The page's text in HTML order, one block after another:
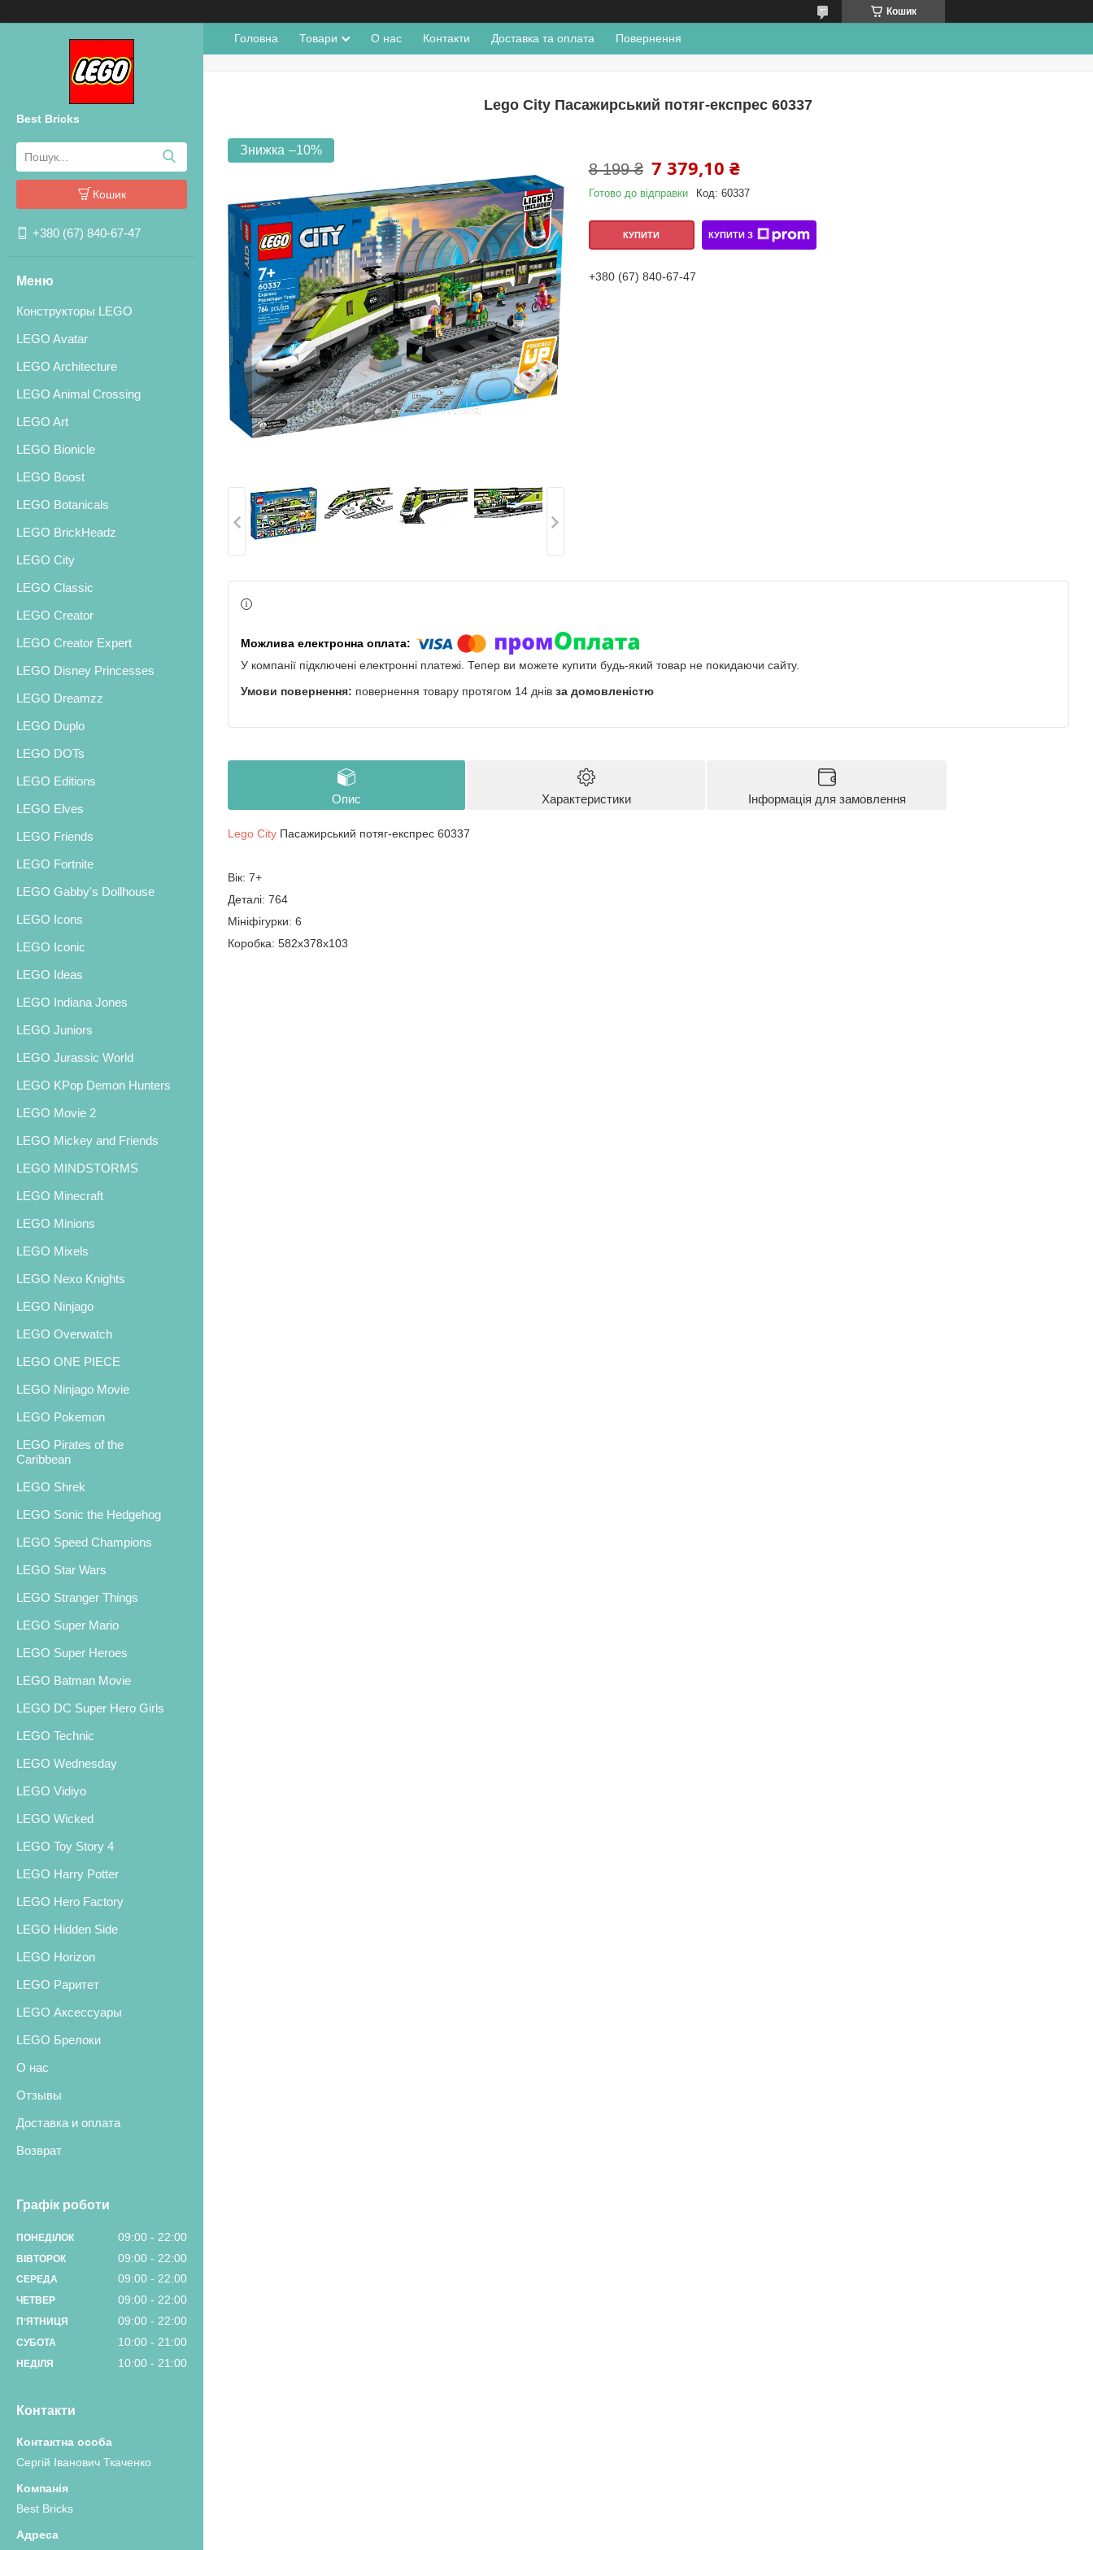
Кошик
Best Bricks
Кошик
+380 (67) 840-67-47
Конструкторы LEGO
LEGO Avatar
LEGO Architecture
LEGO Animal Crossing
LEGO Art
LEGO Bionicle
LEGO Boost
LEGO Botanicals
LEGO BrickHeadz
LEGO City
LEGO Classic
LEGO Creator
LEGO Creator Expert
LEGO Disney Princesses
LEGO Dreamzz
LEGO Duplo
LEGO DOTs
LEGO Editions
LEGO Elves
LEGO Friends
LEGO Fortnite
LEGO Gabby's Dollhouse
LEGO Icons
LEGO Iconic
LEGO Ideas
LEGO Indiana Jones
LEGO Juniors
LEGO Jurassic World
LEGO KPop Demon Hunters
LEGO Movie 2
LEGO Mickey and Friends
LEGO MINDSTORMS
LEGO Minecraft
LEGO Minions
LEGO Mixels
LEGO Nexo Knights
LEGO Ninjago
LEGO Overwatch
LEGO ONE PIECE
LEGO Ninjago Movie
LEGO Pokemon
LEGO Pirates of the
Caribbean
LEGO Shrek
LEGO Sonic the Hedgehog
LEGO Speed Champions
LEGO Star Wars
LEGO Stranger Things
LEGO Super Mario
LEGO Super Heroes
LEGO Batman Movie
LEGO DC Super Hero Girls
LEGO Technic
LEGO Wednesday
LEGO Vidiyo
LEGO Wicked
LEGO Toy Story 4
LEGO Harry Potter
LEGO Hero Factory
LEGO Hidden Side
LEGO Horizon
LEGO Раритет
LEGO Аксессуары
LEGO Брелоки
О нас
Отзывы
Доставка и оплата
Возврат
Графік роботи
ПОНЕДІЛОК 09:00 22:00
ВІВТОРОК 09:00 22:00
СЕРЕДА 09:00 22:00
ЧЕТВЕР 09:00 22:00
ПʼЯТНИЦЯ 09:00 22:00
СУБОТА 10:00 21:00
НЕДІЛЯ 10:00 21:00
Контакти
Сергій Іванович Ткаченко
Best Bricks
Головна Товари О нас Контакти Доставка та оплата Повернення
Lego City Пасажирський потяг-експрес 60337
–10%
8 199 ₴ 7 379,10 ₴
Готово до відправки Код: 60337
КУПИТИ КУПИТИ З
+380 (67) 840-67-47
У компанії підключені електронні платежі. Тепер ви можете купити будь-який товар не покидаючи сайту.
повернення товару протягом 14 днів за домовленістю
Опис Характеристики Інформація для замовлення
Lego City Пасажирський потяг-експрес 60337
Вік: 7+
Деталі: 764
Мініфігурки: 6
Коробка: 582х378х103